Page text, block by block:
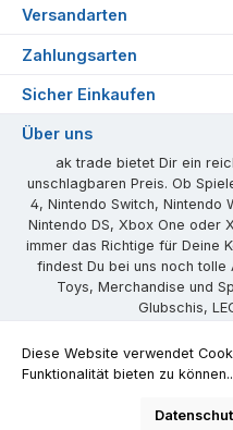
Versandarten
Zahlungsarten
Sicher Einkaufen
Über uns
ak trade bietet Dir ein
unschlagbaren Preis. Ob
4, Nintendo Switch, Nintendo
Nintendo DS, Xbox One oder
immer das Richtige für Deine
findest Du bei uns noch
Toys, Merchandise und
Glubschis,
Unsere Communities
Diese Website verwendet
Funktionalität bieten zu